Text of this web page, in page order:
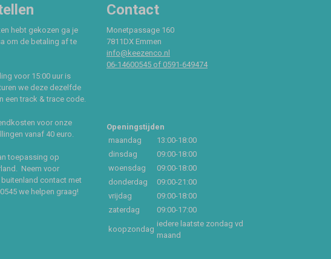
hebt gekozen ga je
om de betaling af te
voor 15:00 uur is
we deze dezelfde
een track & trace code.
voor onze
vanaf 40 euro.
toepassing op
Neem voor
buitenland contact met
we helpen graag!
Contact
Monetpassage 160
7811DX Emmen
info@keezenco.nl
06-14600545 of 0591-649474
Openingstijden
maandag
13:00-18:00
dinsdag
09:00-18:00
woensdag
09:00-18:00
donderdag
09:00-21:00
vrijdag
09:00-18:00
zaterdag
09:00-17:00
koopzondag
iedere laatste zondag vd
maand